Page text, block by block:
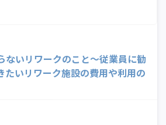
ないリワークのこと～従業員に勧
たいリワーク施設の費用や利用の